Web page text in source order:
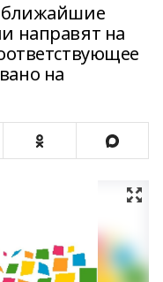
ближайшие
направят на
на